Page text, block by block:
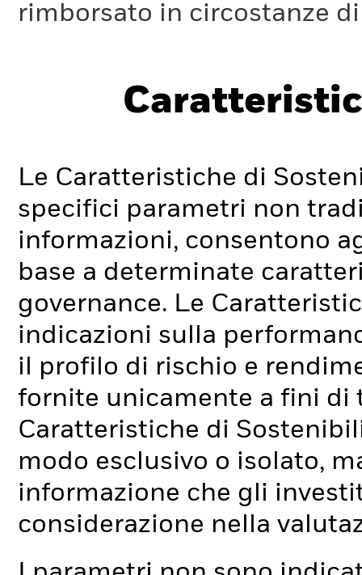
rimborsato in circostanze
Le Caratteristiche di
specifici parametri non
informazioni, consentono
base a determinate
governance. Le
indicazioni sulla
il profilo di rischio e
fornite unicamente a fini di
Caratteristiche di
modo esclusivo o isolato,
informazione che gli
considerazione nella